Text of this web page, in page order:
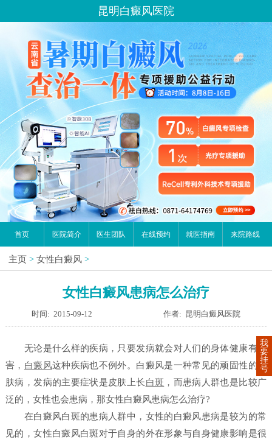
昆明白癜风医院
首页 医院简介 医生团队 在线预约 就医指南 来院路线
主页 > 女性白癜风 >
女性白癜风患病怎么治疗
时间: 2015-09-12 作者: 昆明白癜风医院
无论是什么样的疾病，只要发病就会对人们的身体健康有伤
害， 白癜风这种疾病也不例外。白癜风是一种常见的顽固性的皮
肤病，发病的主要症状是皮肤上长白斑 ，而患病人群也是比较广
泛的，女性也会患病，那女性白癜风患病怎么治疗?
在白癜风白斑的患病人群中，女性的白癜风患病是较为的常
见的，女性白癜风白斑对于自身的外在形象与自身健康影响是很
我
要
挂
号